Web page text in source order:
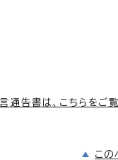
通告書は、こちらをご
この